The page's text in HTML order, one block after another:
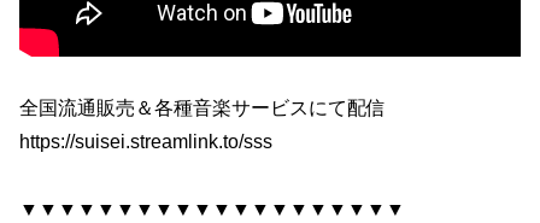
全国流通販売＆各種音楽サービスにて配信
https://suisei.streamlink.to/sss
▼▼▼▼▼▼▼▼▼▼▼▼▼▼▼▼▼▼▼▼